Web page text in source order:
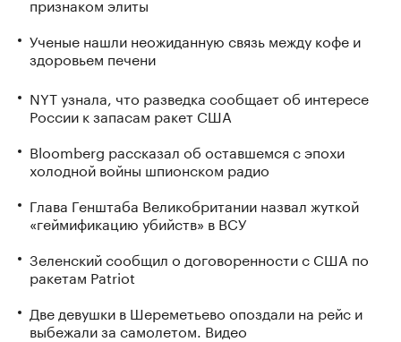
Ученые нашли неожиданную связь между кофе и
здоровьем печени
NYT узнала, что разведка сообщает об интересе
России к запасам ракет США
Bloomberg рассказал об оставшемся с эпохи
холодной войны шпионском радио
Глава Генштаба Великобритании назвал жуткой
«геймификацию убийств» в ВСУ
Зеленский сообщил о договоренности с США по
ракетам Patriot
Две девушки в Шереметьево опоздали на рейс и
выбежали за самолетом. Видео